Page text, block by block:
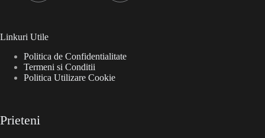
Linkuri Utile
Politica de Confidentialitate
Termeni si Conditii
Politica Utilizare Cookie
Prieteni